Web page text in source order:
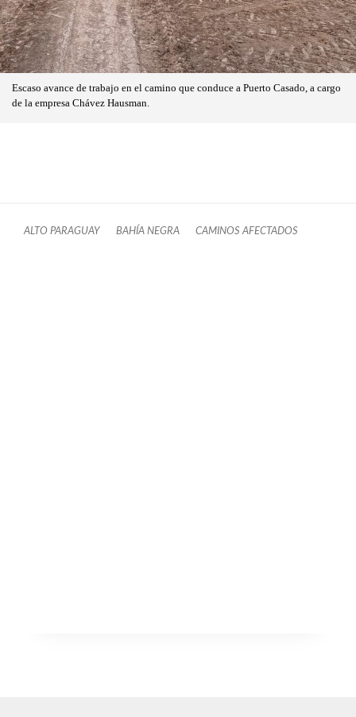
Escaso avance de trabajo en el camino que conduce a Puerto Casado, a cargo
de la empresa Chávez Hausman.
ALTO PARAGUAY BAHÍA NEGRA CAMINOS AFECTADOS